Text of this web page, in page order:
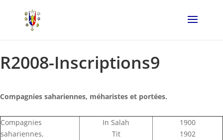
R2008-Inscriptions9
Compagnies sahariennes, méharistes et portées.
Compagnies
sahariennes,
In Salah
Tit
1900
1902